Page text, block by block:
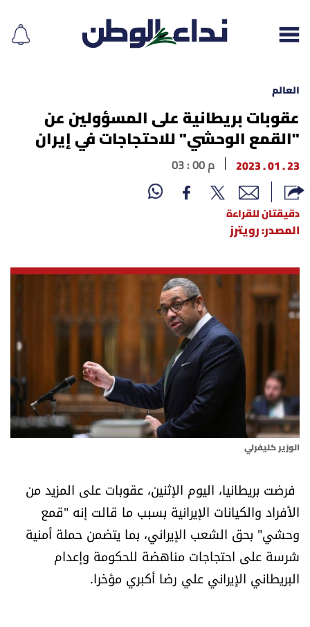
إقرأ الجريدة
لبنان
الغلاف
محليات
أسرار
نداء القرّاء
خاص الموقع
كتّابنا
تحت المجهر
آراء
اقتصاد
العالم
عقوبات بريطانية على المسؤولين عن
"القمع الوحشي" للاحتجاجات في إيران
23 . 01 . 2023 03 : 00 م
دقيقتان للقراءة
المصدر: رويترز
الوزير كليفرلي
فرضت بريطانيا، اليوم الإثنين، عقوبات على المزيد من
الأفراد والكيانات الإيرانية بسبب ما قالت إنه "قمع
وحشي" بحق الشعب الإيراني، بما يتضمن حملة أمنية
شرسة على احتجاجات مناهضة للحكومة وإعدام
البريطاني الإيراني علي رضا أكبري مؤخرا.